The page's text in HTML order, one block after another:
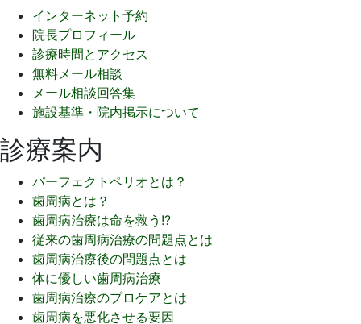
インターネット予約
院長プロフィール
診療時間とアクセス
無料メール相談
メール相談回答集
施設基準・院内掲示について
診療案内
パーフェクトペリオとは？
歯周病とは？
歯周病治療は命を救う!?
従来の歯周病治療の問題点とは
歯周病治療後の問題点とは
体に優しい歯周病治療
歯周病治療のプロケアとは
歯周病を悪化させる要因